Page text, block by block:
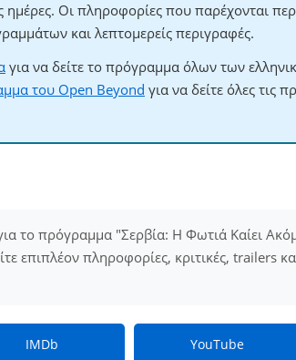
ημέρες. Οι πληροφορίες που παρέχονται
και λεπτομερείς περιγραφές.
για να δείτε το πρόγραμμα όλων των
του Open Beyond για να δείτε όλες τις
το πρόγραμμα "Σερβία: Η Φωτιά Καίει
επιπλέον πληροφορίες, κριτικές, trailers
IMDb YouTube